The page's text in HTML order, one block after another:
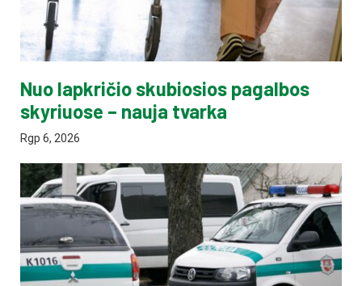
Nuo lapkričio skubiosios pagalbos
skyriuose – nauja tvarka
Rgp 6, 2026